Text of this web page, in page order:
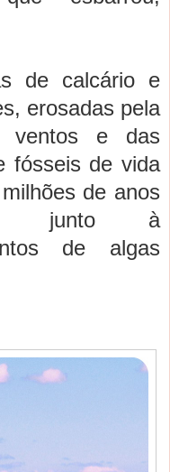
de calcário e
erosadas pela
ventos e das
fósseis de vida
de anos
junto à
de algas